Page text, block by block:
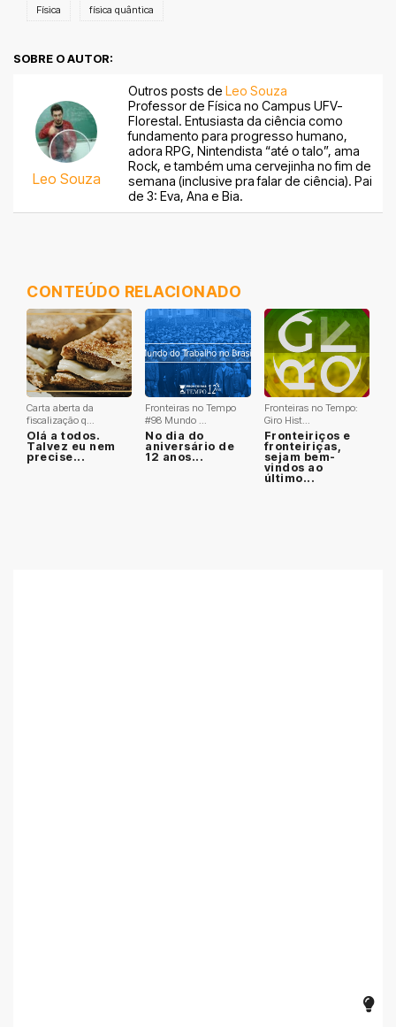
Física física quântica
SOBRE O AUTOR:
Leo Souza
Outros posts de Leo Souza
Professor de Física no Campus UFV-
Florestal. Entusiasta da ciência como
fundamento para progresso humano,
adora RPG, Nintendista “até o talo”, ama
Rock, e também uma cervejinha no fim de
semana (inclusive pra falar de ciência). Pai
de 3: Eva, Ana e Bia.
CONTEÚDO RELACIONADO
Carta aberta da
fiscalização q...
Olá a todos.
Talvez eu nem
precise...
Fronteiras no Tempo
#98 Mundo ...
No dia do
aniversário de
12 anos...
Fronteiras no Tempo:
Giro Hist...
Fronteiriços e
fronteiriças,
sejam bem-
vindos ao
último...